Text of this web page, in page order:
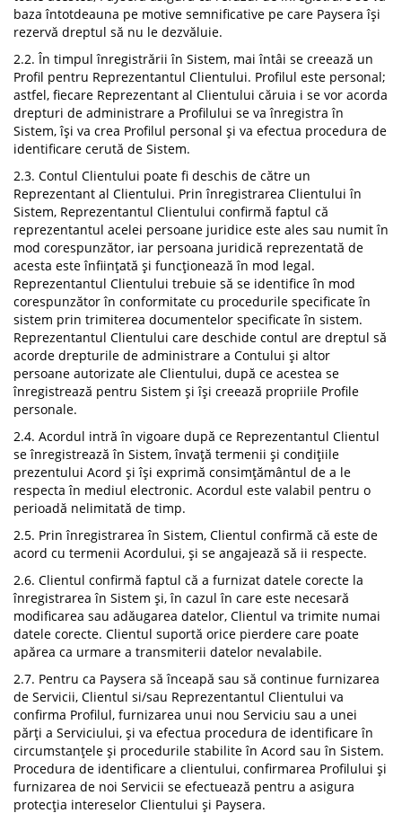
baza întotdeauna pe motive semnificative pe care Paysera își
rezervă dreptul să nu le dezvăluie.
2.2. În timpul înregistrării în Sistem, mai întâi se creează un
Profil pentru Reprezentantul Clientului. Profilul este personal;
astfel, fiecare Reprezentant al Clientului căruia i se vor acorda
drepturi de administrare a Profilului se va înregistra în
Sistem, își va crea Profilul personal și va efectua procedura de
identificare cerută de Sistem.
2.3. Contul Clientului poate fi deschis de către un
Reprezentant al Clientului. Prin înregistrarea Clientului în
Sistem, Reprezentantul Clientului confirmă faptul că
reprezentantul acelei persoane juridice este ales sau numit în
mod corespunzător, iar persoana juridică reprezentată de
acesta este înființată și funcționează în mod legal.
Reprezentantul Clientului trebuie să se identifice în mod
corespunzător în conformitate cu procedurile specificate în
sistem prin trimiterea documentelor specificate în sistem.
Reprezentantul Clientului care deschide contul are dreptul să
acorde drepturile de administrare a Contului și altor
persoane autorizate ale Clientului, după ce acestea se
înregistrează pentru Sistem și își creează propriile Profile
personale.
2.4. Acordul intră în vigoare după ce Reprezentantul Clientul
se înregistrează în Sistem, învață termenii și condițiile
prezentului Acord și își exprimă consimțământul de a le
respecta în mediul electronic. Acordul este valabil pentru o
perioadă nelimitată de timp.
2.5. Prin înregistrarea în Sistem, Clientul confirmă că este de
acord cu termenii Acordului, și se angajează să ii respecte.
2.6. Clientul confirmă faptul că a furnizat datele corecte la
înregistrarea în Sistem și, în cazul în care este necesară
modificarea sau adăugarea datelor, Clientul va trimite numai
datele corecte. Clientul suportă orice pierdere care poate
apărea ca urmare a transmiterii datelor nevalabile.
2.7. Pentru ca Paysera să înceapă sau să continue furnizarea
de Servicii, Clientul si/sau Reprezentantul Clientului va
confirma Profilul, furnizarea unui nou Serviciu sau a unei
părți a Serviciului, și va efectua procedura de identificare în
circumstanțele și procedurile stabilite în Acord sau în Sistem.
Procedura de identificare a clientului, confirmarea Profilului și
furnizarea de noi Servicii se efectuează pentru a asigura
protecția intereselor Clientului și Paysera.